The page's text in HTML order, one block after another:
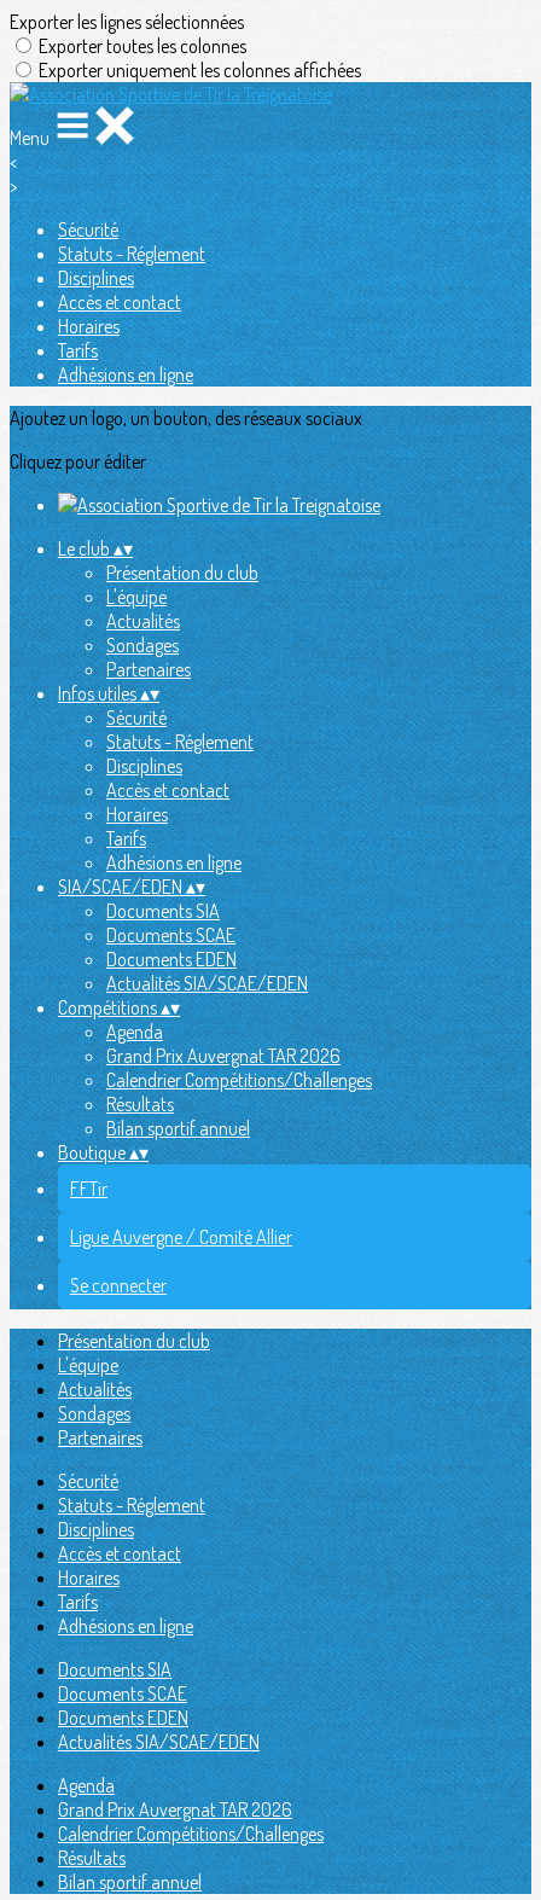
Exporter les lignes sélectionnées
Exporter toutes les colonnes
Exporter uniquement les colonnes affichées
Menu
<
>
Sécurité
Statuts - Réglement
Disciplines
Accès et contact
Horaires
Tarifs
Adhésions en ligne
Ajoutez un logo, un bouton, des réseaux sociaux
Cliquez pour éditer
Le club▴▾
Présentation du club
L'équipe
Actualités
Sondages
Partenaires
Infos utiles▴▾
Sécurité
Statuts - Réglement
Disciplines
Accès et contact
Horaires
Tarifs
Adhésions en ligne
SIA/SCAE/EDEN▴▾
Documents SIA
Documents SCAE
Documents EDEN
Actualités SIA/SCAE/EDEN
Compétitions▴▾
Agenda
Grand Prix Auvergnat TAR 2026
Calendrier Compétitions/Challenges
Résultats
Bilan sportif annuel
Boutique▴▾
FFTir
Ligue Auvergne / Comité Allier
Se connecter
Présentation du club
L'équipe
Actualités
Sondages
Partenaires
Sécurité
Statuts - Réglement
Disciplines
Accès et contact
Horaires
Tarifs
Adhésions en ligne
Documents SIA
Documents SCAE
Documents EDEN
Actualités SIA/SCAE/EDEN
Agenda
Grand Prix Auvergnat TAR 2026
Calendrier Compétitions/Challenges
Résultats
Bilan sportif annuel